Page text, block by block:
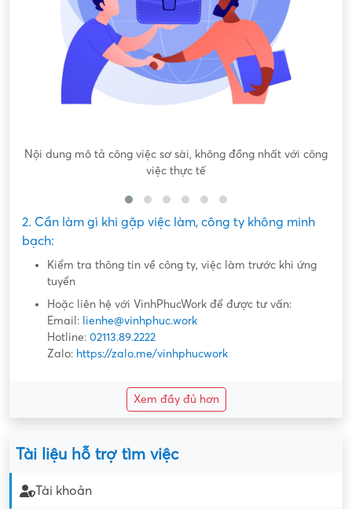
Nội dung mô tả công việc sơ sài, không đồng nhất với công
việc thực tế
2. Cần làm gì khi gặp việc làm, công ty không minh
bạch:
Kiểm tra thông tin về công ty, việc làm trước khi ứng
tuyển
Hoặc liên hệ với VinhPhucWork để được tư vấn:
Email: lienhe@vinhphuc.work
Hotline: 02113.89.2222
Zalo: https://zalo.me/vinhphucwork
Xem đầy đủ hơn
Tài liệu hỗ trợ tìm việc
Tài khoản